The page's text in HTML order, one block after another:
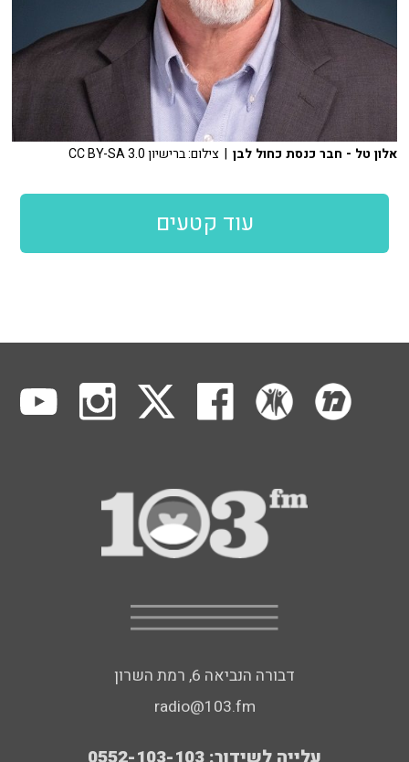
אלון טל - חבר כנסת כחול לבן | צילום: ברישיון CC BY-SA 3.0
עוד קטעים
דבורה הנביאה 6, רמת השרון
radio@103.fm